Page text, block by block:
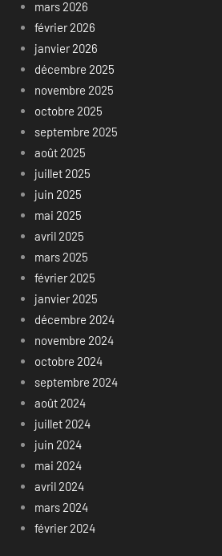
mars 2026
février 2026
janvier 2026
décembre 2025
novembre 2025
octobre 2025
septembre 2025
août 2025
juillet 2025
juin 2025
mai 2025
avril 2025
mars 2025
février 2025
janvier 2025
décembre 2024
novembre 2024
octobre 2024
septembre 2024
août 2024
juillet 2024
juin 2024
mai 2024
avril 2024
mars 2024
février 2024